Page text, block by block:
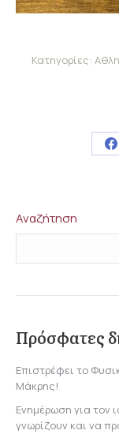
Κατηγορίες:
Αναζήτηση
Πρόσφατες
Επιστρέφει το
Μάκρης!
Ενημέρωση για τον
γνωρίζουν και να